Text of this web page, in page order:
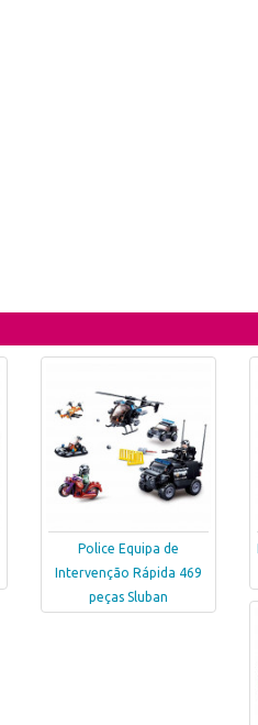
Police Equipa de
Intervenção Rápida 469
peças Sluban